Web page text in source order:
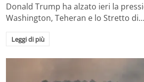
Donald Trump ha alzato ieri la
Washington, Teheran e lo Stretto di…
Leggi di più